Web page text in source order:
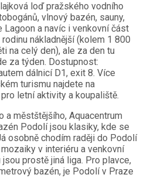
loď pražského vodního
vlnový bazén, sauny,
a navíc i venkovní část
nákladnější (kolem 1 800
na celý den), ale za den tu
za týden. Dostupnost:
dálnicí D1, exit 8. Více
turismu najdete na
letní aktivity a koupaliště.
a městštějšího, Aquacentrum
Podolí jsou klasiky, kde se
osobně chodím raději do Podolí
v interiéru a venkovní
prostě jiná liga. Pro plavce,
bazén, je Podolí v Praze